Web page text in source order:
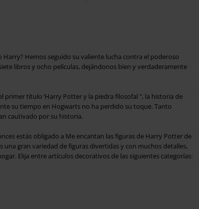
Harry? Hemos seguido su valiente lucha contra el poderoso
libros y ocho películas, dejándonos bien y verdaderamente
primer título ‘Harry Potter y la piedra filosofal ", la historia de
su tiempo en Hogwarts no ha perdido su toque. Tanto
cautivado por su historia.
estás obligado a Me encantan las figuras de Harry Potter de
una gran variedad de figuras divertidas y con muchos detalles,
Elija entre artículos decorativos de las siguientes categorías: